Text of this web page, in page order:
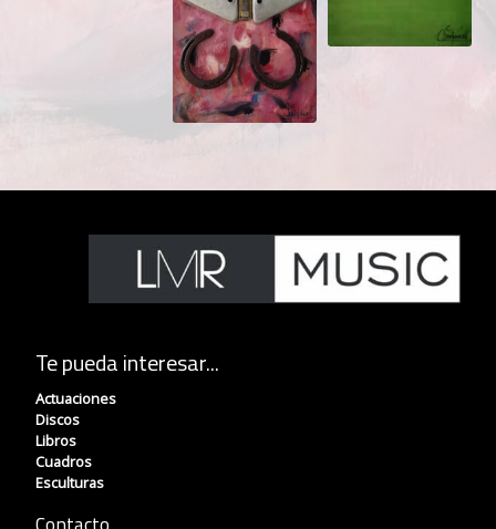
Te pueda interesar...
Actuaciones
Discos
Libros
Cuadros
Esculturas